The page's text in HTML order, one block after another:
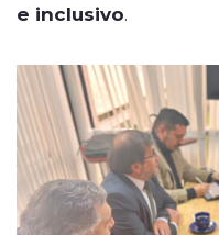
e inclusivo.